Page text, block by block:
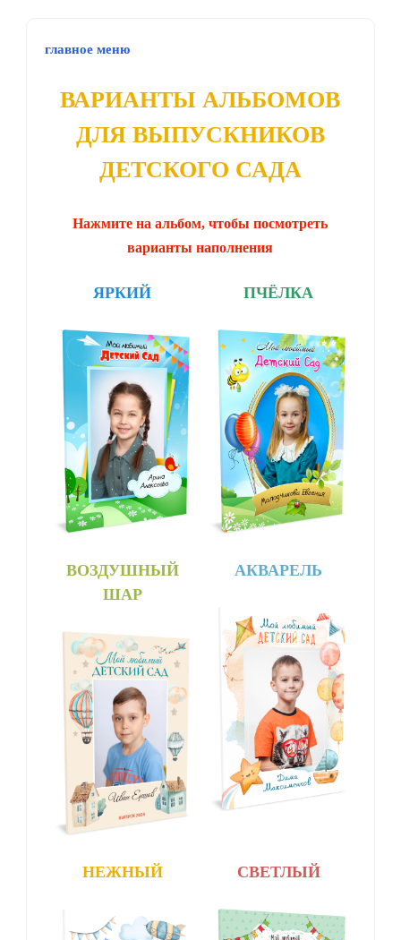
главное меню
ВАРИАНТЫ АЛЬБОМОВ
ДЛЯ ВЫПУСКНИКОВ
ДЕТСКОГО САДА
Нажмите на альбом, чтобы посмотреть
варианты наполнения
ЯРКИЙ ПЧЁЛКА
ВОЗДУШНЫЙ
ШАР
АКВАРЕЛЬ
НЕЖНЫЙ СВЕТЛЫЙ